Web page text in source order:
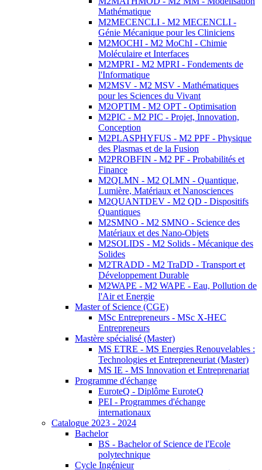
Mathématique
M2MECENCLI - M2 MECENCLI -
Génie Mécanique pour les Cliniciens
M2MOCHI - M2 MoChI - Chimie
Moléculaire et Interfaces
M2MPRI - M2 MPRI - Fondements de
l'Informatique
M2MSV - M2 MSV - Mathématiques
pour les Sciences du Vivant
M2OPTIM - M2 OPT - Optimisation
M2PIC - M2 PIC - Projet, Innovation,
Conception
M2PLASPHYFUS - M2 PPF - Physique
des Plasmas et de la Fusion
M2PROBFIN - M2 PF - Probabilités et
Finance
M2QLMN - M2 QLMN - Quantique,
Lumière, Matériaux et Nanosciences
M2QUANTDEV - M2 QD - Dispositifs
Quantiques
M2SMNO - M2 SMNO - Science des
Matériaux et des Nano-Objets
M2SOLIDS - M2 Solids - Mécanique des
Solides
M2TRADD - M2 TraDD - Transport et
Développement Durable
M2WAPE - M2 WAPE - Eau, Pollution de
l'Air et Energie
Master of Science (CGE)
MSc Entrepreneurs - MSc X-HEC
Entrepreneurs
Mastère spécialisé (Master)
MS ETRE - MS Energies Renouvelables :
Technologies et Entrepreneuriat (Master)
MS IE - MS Innovation et Entreprenariat
Programme d'échange
EuroteQ - Diplôme EuroteQ
PEI - Programmes d'échange
internationaux
Catalogue 2023 - 2024
Bachelor
BS - Bachelor of Science de l'Ecole
polytechnique
Cycle Ingénieur